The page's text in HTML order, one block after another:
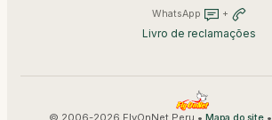
WhatsApp +
Livro de reclamações
© 2006-2026 FlyOnNet Peru • •